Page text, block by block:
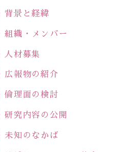
背景と経緯
組織・メンバー
人材募集
広報物の紹介
倫理面の検討
研究内容の公開
未知のなかば